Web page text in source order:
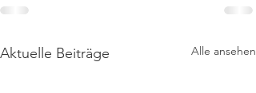
Aktuelle Beiträge Alle ansehen